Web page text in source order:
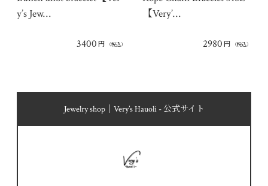
y’s Jew…
3400 円 （税込）
【Very’…
2980 円 （税込）
Jewelry shop｜Very’s Hauoli - 公式サイト